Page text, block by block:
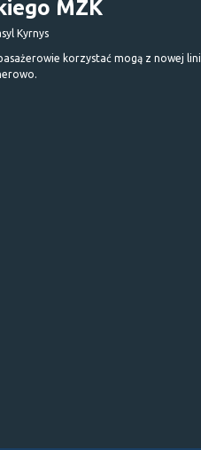
MZK
Kyrnys
korzystać mogą z nowej